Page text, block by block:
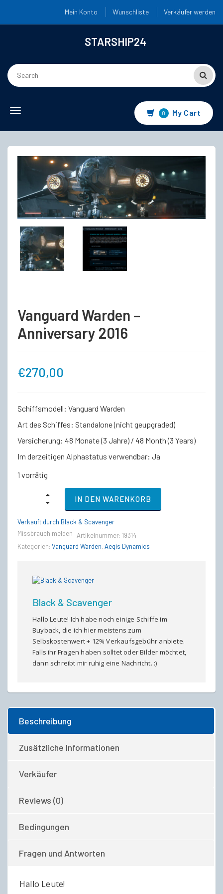
Mein Konto Wunschliste Verkäufer werden
STARSHIP24
Toggle
0 My Cart
Vanguard Warden –
Anniversary 2016
€270,00
Schiffsmodell: Vanguard Warden
Art des Schiffes: Standalone (nicht geupgraded)
Versicherung: 48 Monate (3 Jahre) / 48 Month (3 Years)
Im derzeitigen Alphastatus verwendbar: Ja
1 vorrätig
Anniversary
quantity
IN DEN WARENKORB
Verkauft durch Black & Scavenger
Missbrauch melden
Artikelnummer: 19314
Kategorien: Vanguard Warden, Aegis Dynamics
Black & Scavenger
Hallo Leute! Ich habe noch einige Schiffe im
Buyback, die ich hier meistens zum
Selbskostenwert + 12% Verkaufsgebühr anbiete.
Falls ihr Fragen haben solltet oder Bilder möchtet,
dann schreibt mir ruhig eine Nachricht. :)
Beschreibung
Zusätzliche Informationen
Verkäufer
Reviews (0)
Bedingungen
Fragen und Antworten
Hallo Leute!